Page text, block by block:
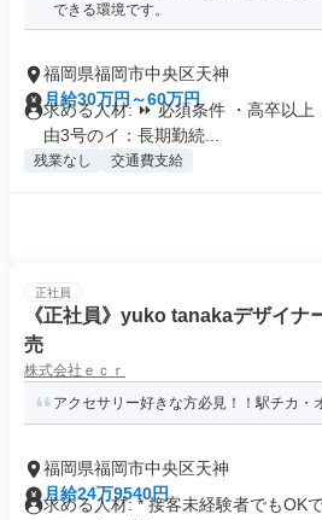
できる環境です。
福岡県福岡市中央区天神
月給30万円～60万円
求める人材: ⏩ 必須条件 ・高卒以
由3号のイ：長期勤続...
残業なし 交通費支給
正社員
《正社員》yuko tanakaデザイナ
売
株式会社ｅｃｒ
アクセサリー好きな方必見！！駅チカ・
福岡県福岡市中央区天神
月給24万9540円
求める人材: * 接客未経験者でもOK